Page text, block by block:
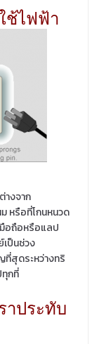
ช้ไฟฟ้า
างจาก
ม หรือที่โกนหนวด
มือถือหรือแลป
เป็นช่วง
สุดระหว่างทริ
กที่
ประทับ